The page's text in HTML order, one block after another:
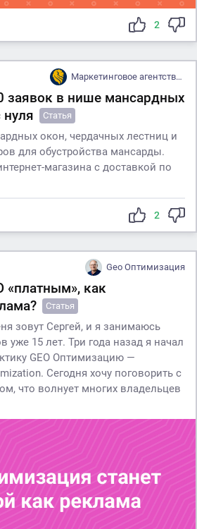
2
Маркетинговое агентство Mandzhi Group
заявок в нише мансардных
нуля
Статья
окон, чердачных лестниц и
для обустройства мансарды.
магазина с доставкой по
2
Geo Оптимизация
«платным», как
Статья
зовут Сергей, и я занимаюсь
уже 15 лет. Три года назад я начал
GEO Оптимизацию —
Сегодня хочу поговорить с
что волнует многих владельцев